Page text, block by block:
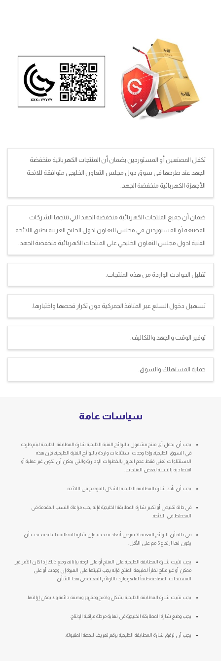
تكفل المصنعين أو المستوردين بضمان أن المنتجات الكهربائية منخفضة
الجهد عند طرحها في سوق دول مجلس التعاون الخليجي متوافقة للائحة
الأجهزة الكهربائية منخفضة الجهد.
ضمان أن جميع المنتجات الكهربائية منخفضة الجهد التي تنتجها الشركات
المصنعة أو المستوردين في مجلس التعاون لدول الخليج العربية تطبق اللائحة
الفنية لدول مجلس التعاون الخليجي على المنتجات الكهربائية منخفضة الجهد.
تقليل الحوادث الواردة من هذه المنتجات.
تسهيل دخول السلع عبر المنافذ الجمركية دون تكرار فحصها واختبارها.
توفير الوقت والجهد والتكاليف.
حماية المستهلك والسوق.
سياسات عامة
يجب أن يحمل أي منتج مشمول باللوائح الفنية الخليجية شارة المطابقة الخليجية ليتم طرحه
في السوق الخليجية، وإذا وجدت استثناءات واردة باللوائح الفنية الخليجية، فإن هذه
الاستثناءات تعنى فقط عدم المرور بالخطوات الإدارية والتي يمكن أن تكون غير عملية أو
اقتصادية بالنسبة لبعض المنتجات.
يجب أن تأخذ شارة المطابقة الخليجية الشكل الموضح في اللائحة.
في حالة تقليص أو تكبير شارة المطابقة الخليجية فإنه يجب مراعاة النسب المقدمة في
المخطط في اللائحة.
في حالة أن اللوائح المعنية لا تفرض أبعاد محددة، فإن شارة المطابقة الخليجية، يجب أن
يكون لها ارتفاع 5 مم على الأقل.
يجب تثبيت شارة المطابقة الخليجية على المنتج أو على لوحة بياناته، ومع ذلك إذا كان الأمر غير
ممكن أو غير متاح نظراً لطبيعة المنتج، فإنه يجب تثبيتها على العبوة إن وجدت أو على
المستندات المصاحبة طبقاً لما هو وارد باللوائح المعنية في هذا الشأن.
يجب تثبيت شارة المطابقة الخليجية بشكل واضح ومقروء وبصفة دائمة ولا يمكن إزالتها.
يجب وضع شارة المطابقة الخليجية في نهاية مرحلة مراقبة الإنتاج.
يجب أن ترفق شارة المطابقة الخليجية برقم تعريف للجهة المقبولة.